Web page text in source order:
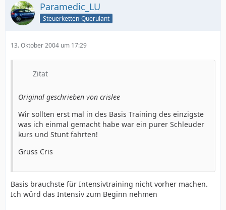
Paramedic_LU
Steuerketten-Querulant
13. Oktober 2004 um 17:29
Zitat
Original geschrieben von crislee
Wir sollten erst mal in des Basis Training des einzigste
was ich einmal gemacht habe war ein purer Schleuder
kurs und Stunt fahrten!
Gruss Cris
Basis brauchste für Intensivtraining nicht vorher machen.
Ich würd das Intensiv zum Beginn nehmen